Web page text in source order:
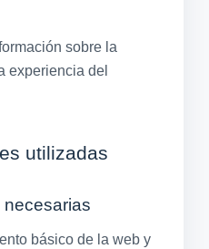
sobre la
experiencia del
utilizadas
básico de la web y